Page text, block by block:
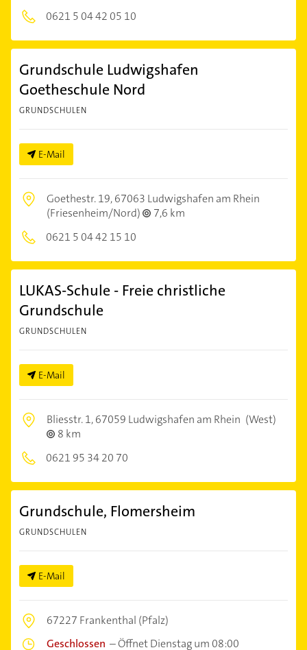
0621 5 04 42 05 10
Grundschule Ludwigshafen
Goetheschule Nord
GRUNDSCHULEN
E-Mail
Goethestr. 19,67063 Ludwigshafen am Rhein
(Friesenheim/Nord)
7,6 km
0621 5 04 42 15 10
LUKAS-Schule - Freie christliche
Grundschule
GRUNDSCHULEN
E-Mail
Bliesstr. 1,67059 Ludwigshafen am Rhein (West)
8 km
0621 95 34 20 70
Grundschule, Flomersheim
GRUNDSCHULEN
E-Mail
67227 Frankenthal (Pfalz)
Geschlossen –Öffnet Dienstag um 08:00